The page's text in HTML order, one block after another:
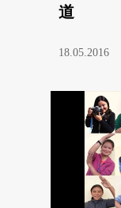
道
18.05.2016